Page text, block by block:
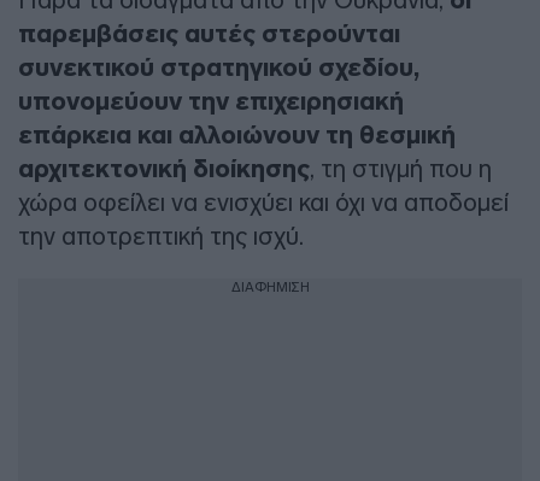
παρεμβάσεις αυτές στερούνται
συνεκτικού στρατηγικού σχεδίου,
υπονομεύουν την επιχειρησιακή
επάρκεια και αλλοιώνουν τη θεσμική
αρχιτεκτονική διοίκησης, τη στιγμή που η
χώρα οφείλει να ενισχύει και όχι να αποδομεί
την αποτρεπτική της ισχύ.
ΔΙΑΦΗΜΙΣΗ